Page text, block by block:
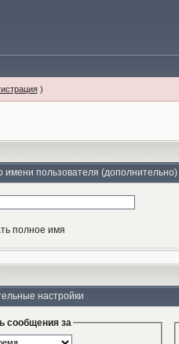
)
имени пользователя (дополнительно)
полное имя
настройки
сообщения за